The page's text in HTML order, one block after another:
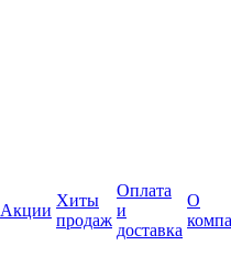
Акции
Хиты
продаж
Оплата
и
доставка
О